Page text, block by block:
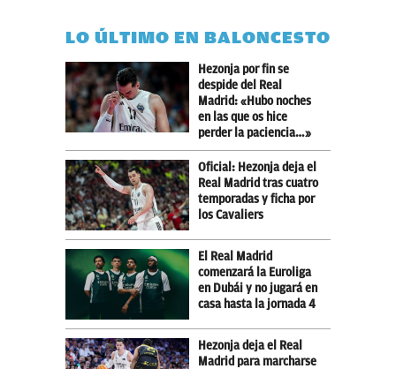
LO ÚLTIMO EN BALONCESTO
Hezonja por fin se
despide del Real
Madrid: «Hubo noches
en las que os hice
perder la paciencia…»
Oficial: Hezonja deja el
Real Madrid tras cuatro
temporadas y ficha por
los Cavaliers
El Real Madrid
comenzará la Euroliga
en Dubái y no jugará en
casa hasta la jornada 4
Hezonja deja el Real
Madrid para marcharse